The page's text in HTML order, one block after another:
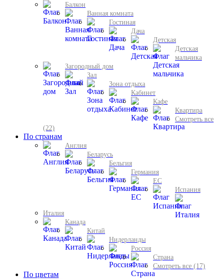
Балкон
Ванная комната
Гостиная
Дача
Детская
Детская
мальчика
Загородный дом
Зал
Зона отдыха
Кабинет
Кафе
Квартира
Смотреть все
(22)
По странам
Англия
Беларусь
Бельгия
Германия
ЕС
Испания
Италия
Канада
Китай
Нидерланды
Россия
Страна
Смотреть все (17)
По цветам